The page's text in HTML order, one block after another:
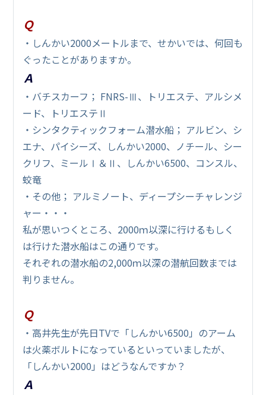
Ｑ
・しんかい2000メートルまで、せかいでは、何回も
ぐったことがありますか。
Ａ
・バチスカーフ； FNRS-Ⅲ、トリエステ、アルシメ
ード、トリエステⅡ
・シンタクティックフォーム潜水船； アルビン、シ
エナ、パイシーズ、しんかい2000、ノチール、シー
クリフ、ミールⅠ＆Ⅱ、しんかい6500、コンスル、
蛟竜
・その他； アルミノート、ディープシーチャレンジ
ャー・・・
私が思いつくところ、2000ｍ以深に行けるもしく
は行けた潜水船はこの通りです。
それぞれの潜水船の2,000ｍ以深の潜航回数までは
判りません。
Ｑ
・高井先生が先日TVで「しんかい6500」のアーム
は火薬ボルトになっているといっていましたが、
「しんかい2000」はどうなんですか？
Ａ